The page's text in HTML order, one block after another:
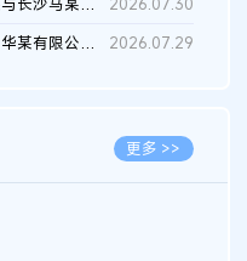
杭州华某有限公司与菲某有限公司侵害发明专利权纠纷 2026.07.29
更多 >>